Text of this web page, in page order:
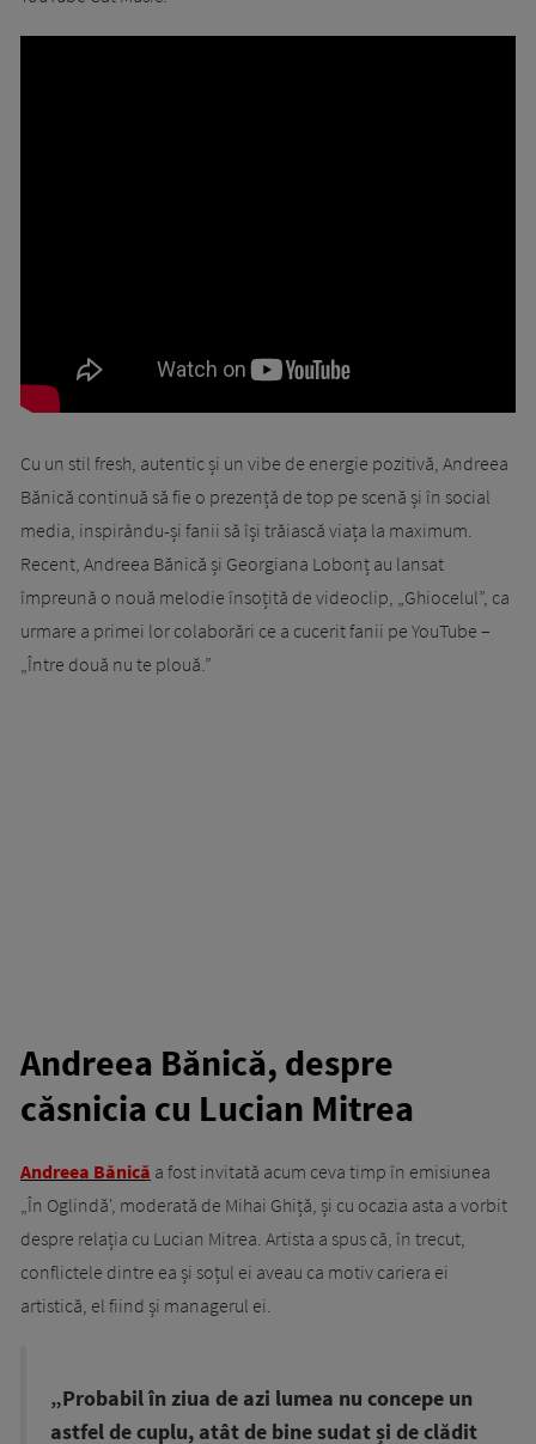
Cu un stil fresh, autentic și un vibe de energie pozitivă, Andreea
Bănică continuă să fie o prezență de top pe scenă și în social
media, inspirându-și fanii să își trăiască viața la maximum.
Recent, Andreea Bănică și Georgiana Lobonț au lansat
împreună o nouă melodie însoțită de videoclip, „Ghiocelul”, ca
urmare a primei lor colaborări ce a cucerit fanii pe YouTube –
„Între două nu te plouă.”
Andreea Bănică, despre
căsnicia cu Lucian Mitrea
Andreea Bănică a fost invitată acum ceva timp în emisiunea
„În Oglindă', moderată de Mihai Ghiță, și cu ocazia asta a vorbit
despre relația cu Lucian Mitrea. Artista a spus că, în trecut,
conflictele dintre ea și soțul ei aveau ca motiv cariera ei
artistică, el fiind și managerul ei.
„Probabil în ziua de azi lumea nu concepe un
astfel de cuplu, atât de bine sudat și de clădit